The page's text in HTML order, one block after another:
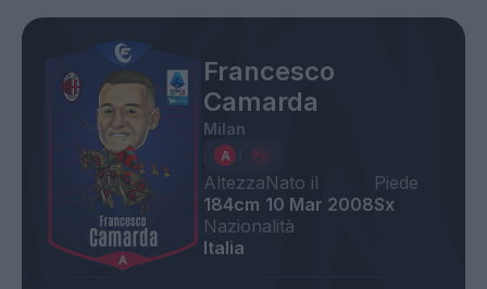
Francesco
Camarda
Milan
Altezza
184cm
Nato il
10 Mar 2008
Piede
Sx
Nazionalità
Italia